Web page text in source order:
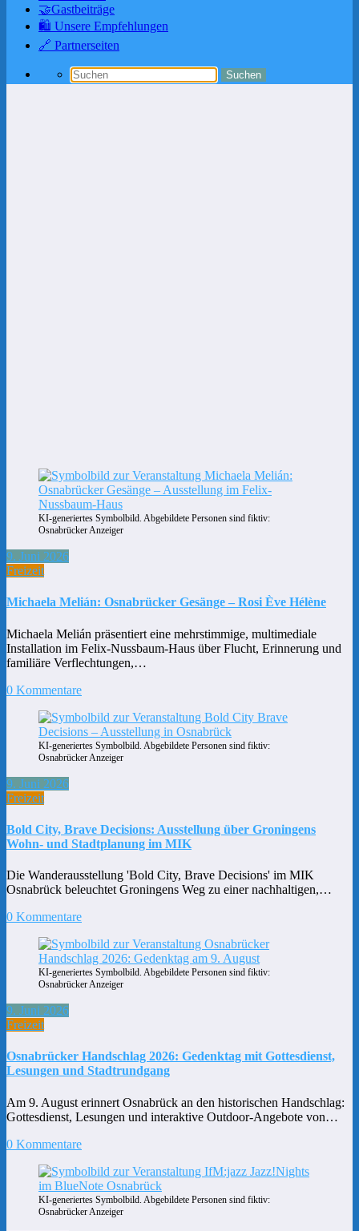
🤝Gastbeiträge
🛍️ Unsere Empfehlungen
🔗 Partnerseiten
KI-generiertes Symbolbild. Abgebildete Personen sind fiktiv:
Osnabrücker Anzeiger
9. Juni 2026
Freizeit
Michaela Melián: Osnabrücker Gesänge – Rosi Ève Hélène
Michaela Melián präsentiert eine mehrstimmige, multimediale
Installation im Felix-Nussbaum-Haus über Flucht, Erinnerung und
familiäre Verflechtungen,…
0 Kommentare
KI-generiertes Symbolbild. Abgebildete Personen sind fiktiv:
Osnabrücker Anzeiger
9. Juni 2026
Freizeit
Bold City, Brave Decisions: Ausstellung über Groningens
Wohn- und Stadtplanung im MIK
Die Wanderausstellung 'Bold City, Brave Decisions' im MIK
Osnabrück beleuchtet Groningens Weg zu einer nachhaltigen,…
0 Kommentare
KI-generiertes Symbolbild. Abgebildete Personen sind fiktiv:
Osnabrücker Anzeiger
9. Juni 2026
Freizeit
Osnabrücker Handschlag 2026: Gedenktag mit Gottesdienst,
Lesungen und Stadtrundgang
Am 9. August erinnert Osnabrück an den historischen Handschlag:
Gottesdienst, Lesungen und interaktive Outdoor-Angebote von…
0 Kommentare
KI-generiertes Symbolbild. Abgebildete Personen sind fiktiv:
Osnabrücker Anzeiger